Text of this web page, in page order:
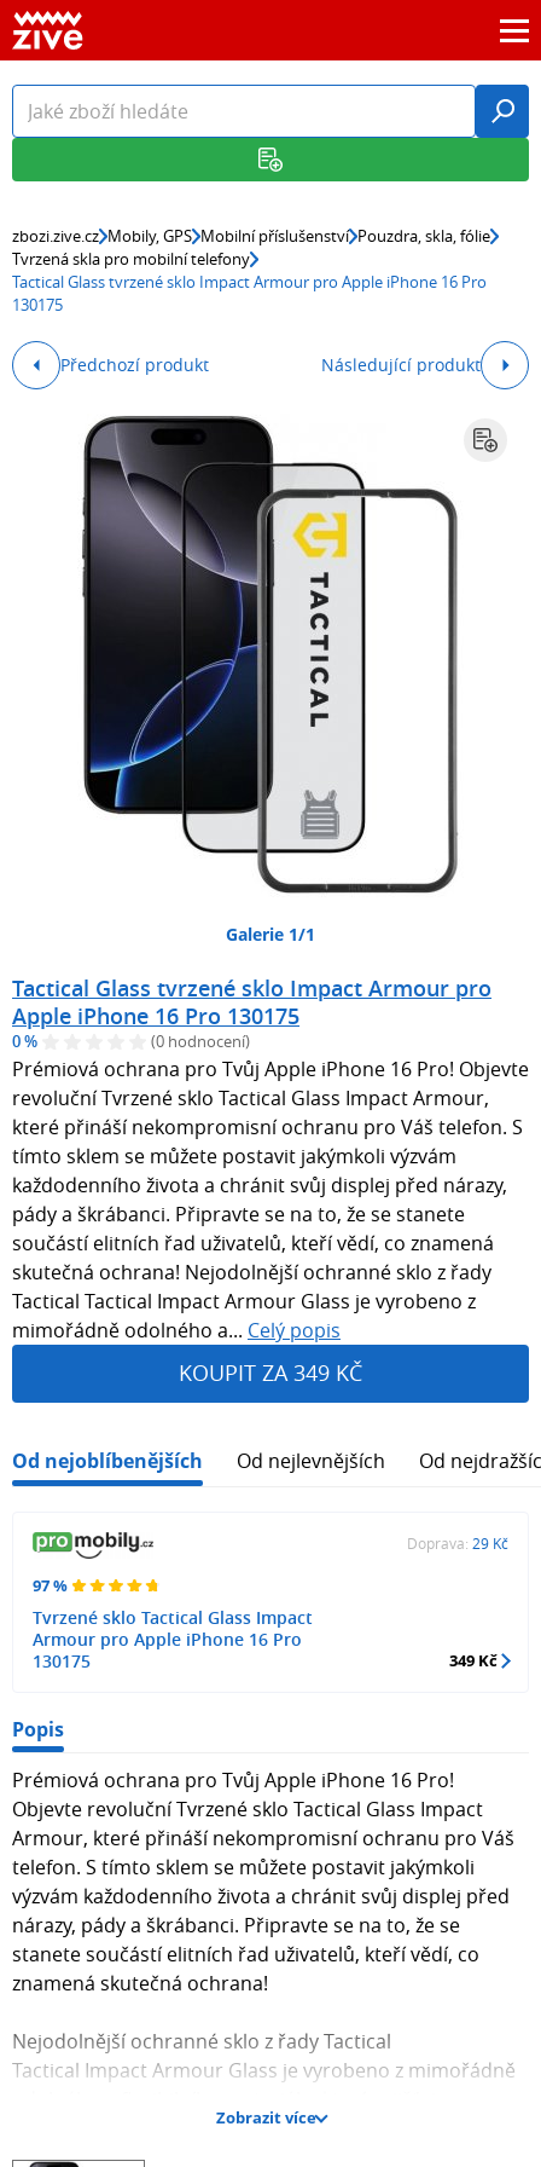
zbozi.zive.cz Mobily, GPS Mobilní příslušenství Pouzdra, skla, fólie
Tvrzená skla pro mobilní telefony
Tactical Glass tvrzené sklo Impact Armour pro Apple iPhone 16 Pro
130175
Předchozí produkt Následující produkt
Galerie 1/1
Tactical Glass tvrzené sklo Impact Armour pro
Apple iPhone 16 Pro 130175
0 % (0 hodnocení)
Prémiová ochrana pro Tvůj Apple iPhone 16 Pro! Objevte
revoluční Tvrzené sklo Tactical Glass Impact Armour,
které přináší nekompromisní ochranu pro Váš telefon. S
tímto sklem se můžete postavit jakýmkoli výzvám
každodenního života a chránit svůj displej před nárazy,
pády a škrábanci. Připravte se na to, že se stanete
součástí elitních řad uživatelů, kteří vědí, co znamená
skutečná ochrana! Nejodolnější ochranné sklo z řady
Tactical Tactical Impact Armour Glass je vyrobeno z
mimořádně odolného a... Celý popis
KOUPIT ZA 349 KČ
Od nejoblíbenějších Od nejlevnějších Od
97 %
Tvrzené sklo Tactical Glass Impact
Armour pro Apple iPhone 16 Pro
130175
Doprava: 29 Kč
349 Kč
Popis
Prémiová ochrana pro Tvůj Apple iPhone 16 Pro!
Objevte revoluční Tvrzené sklo Tactical Glass Impact
Armour, které přináší nekompromisní ochranu pro Váš
telefon. S tímto sklem se můžete postavit jakýmkoli
výzvám každodenního života a chránit svůj displej před
nárazy, pády a škrábanci. Připravte se na to, že se
stanete součástí elitních řad uživatelů, kteří vědí, co
znamená skutečná ochrana!
Nejodolnější ochranné sklo z řady Tactical
Tactical Impact Armour Glass je vyrobeno z mimořádně
maximální ochranu. Díky prémiovému výrobnímu
procesu poskytuje výrazně delší ochranu než běžné
Zobrazit více